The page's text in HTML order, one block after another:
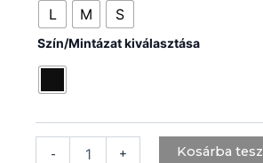
L M S
Szín/Mintázat kiválasztása
-
Whisper
leggings
mennyiség
+ Kosárba